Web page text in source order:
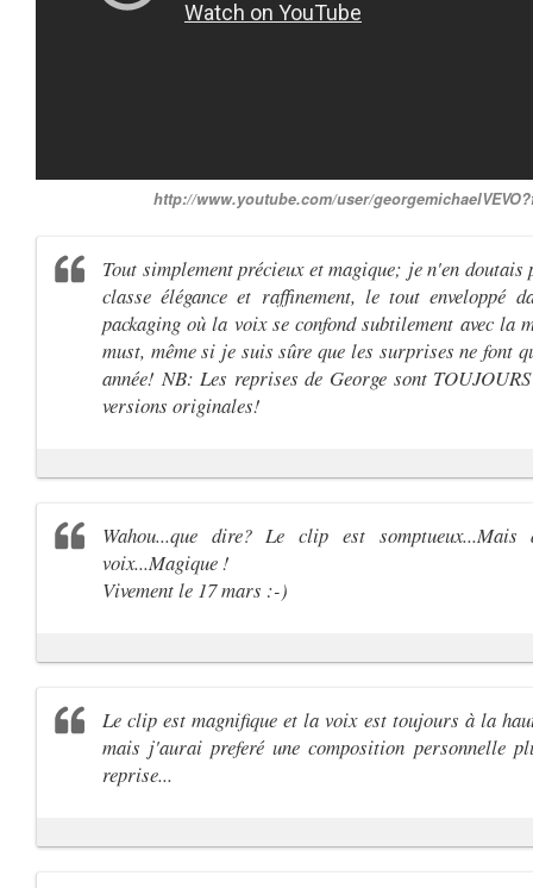
http://www.youtube.com/user/
Tout simplement précieux et magique; je n'en doutais
classe élégance et raffinement, le tout enveloppé
packaging où la voix se confond subtilement avec la
must, même si je suis sûre que les surprises ne font
année! NB: Les reprises de George sont
versions originales!
Wahou...que dire? Le clip est
voix...Magique !
Vivement le 17 mars :-)
Le clip est magnifique et la voix est toujours à la
mais j'aurai preferé une composition personnelle
reprise...